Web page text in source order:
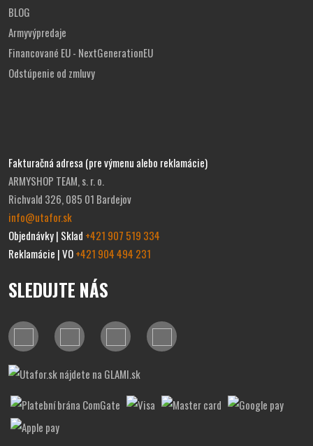
BLOG
Armyvýpredaje
Financované EU - NextGenerationEU
Odstúpenie od zmluvy
Fakturačná adresa (pre výmenu alebo reklamácie)
ARMYSHOP TEAM, s. r. o.
Richvald 326, 085 01 Bardejov
info@utafor.sk
Objednávky | Sklad +421 907 519 334
Reklamácie | VO+421 904 494 231
SLEDUJTE NÁS